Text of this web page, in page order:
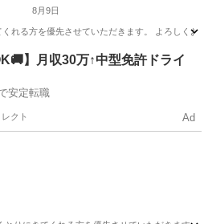
8月9日
れる方を優先させていただきます。 よろしくお
ンツ 西区
】月収30万↑中型免許ドライ
安定転職
クト Ad